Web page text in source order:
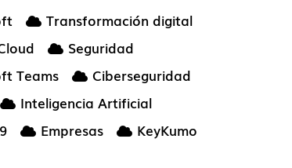
Transformación digital
Seguridad
Teams
Ciberseguridad
Inteligencia Artificial
Empresas KeyKumo